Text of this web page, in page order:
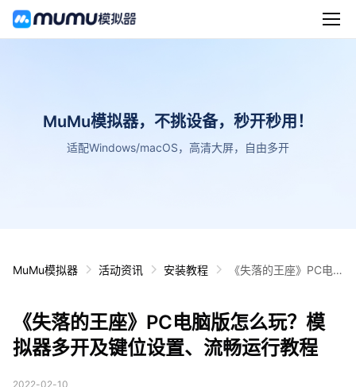
MuMu模拟器，不挑设备，秒开秒用！
适配Windows/macOS，高清大屏，自由多开
MuMu模拟器 活动资讯 安装教程
《失落的王座》PC电
行教程
《失落的王座》PC电脑版怎么玩？模
拟器多开及键位设置、流畅运行教程
2022-02-10